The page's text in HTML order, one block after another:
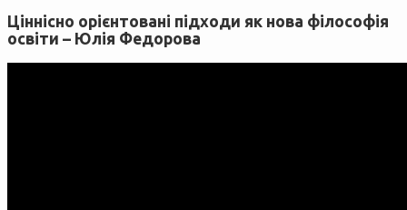
Ціннісно орієнтовані підходи як нова філософія
освіти – Юлія Федорова